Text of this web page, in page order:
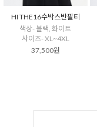
HI THE16수박스반팔티
색상- 블랙, 화이트
사이즈- XL~4XL
37,500원